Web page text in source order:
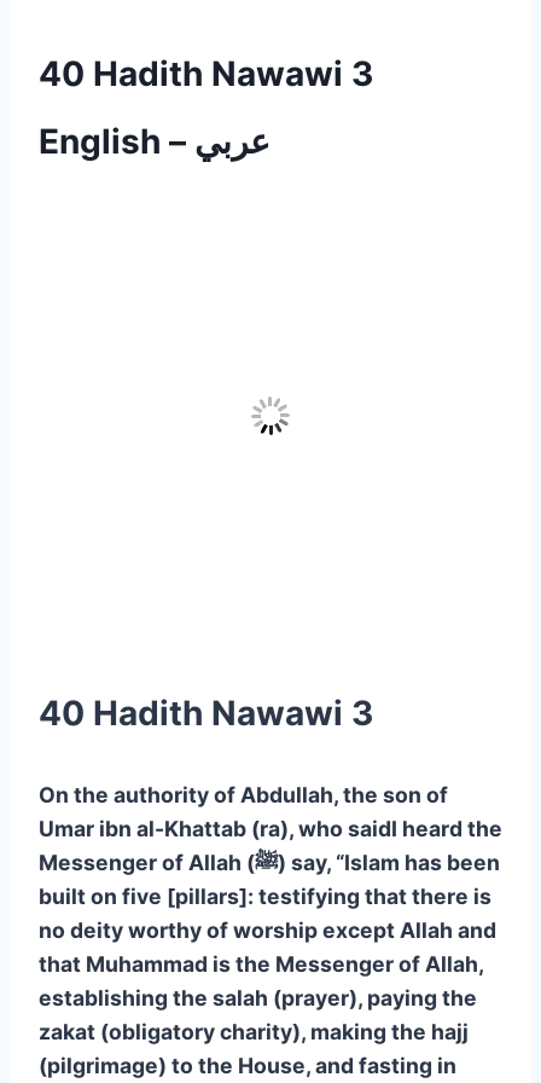
40 Hadith Nawawi 3
English – عربي
40 Hadith Nawawi 3
On the authority of Abdullah, the son of
Umar ibn al-Khattab (ra), who saidI heard the
Messenger of Allah (ﷺ) say, “Islam has been
built on five [pillars]: testifying that there is
no deity worthy of worship except Allah and
that Muhammad is the Messenger of Allah,
establishing the salah (prayer), paying the
zakat (obligatory charity), making the hajj
(pilgrimage) to the House, and fasting in